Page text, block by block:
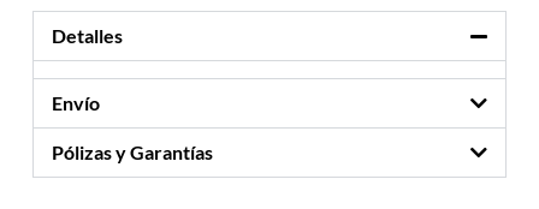
Detalles
Envío
Pólizas y Garantías